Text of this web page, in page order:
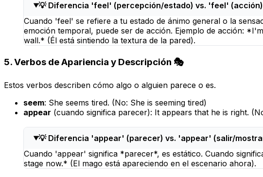
💡 Diferencia 'feel' (percepción/estado) vs. 'feel' (acción)
Cuando 'feel' se refiere a tu estado de ánimo general o la
emoción temporal, puede ser de acción. Ejemplo de acción:
wall.* (Él está sintiendo la textura de la pared).
5. Verbos de Apariencia y Descripción 🎭
Estos verbos describen cómo algo o alguien parece o es.
seem: She seems tired. (No: She is seeming tired)
appear (cuando significa parecer): It appears that he is right.
💡 Diferencia 'appear' (parecer) vs. 'appear' (salir/
Cuando 'appear' significa *parecer*, es estático. Cuando
stage now.* (El mago está apareciendo en el escenario ahora).